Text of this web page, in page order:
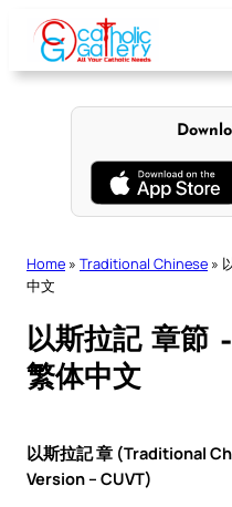
content
Home » Traditional Chinese »
中文
以斯拉記 章節
繁体中文
以斯拉記 章 (Traditional
Version – CUVT)